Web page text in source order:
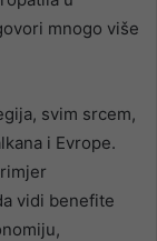
mnogo više
svim srcem,
i Evrope.
vidi benefite